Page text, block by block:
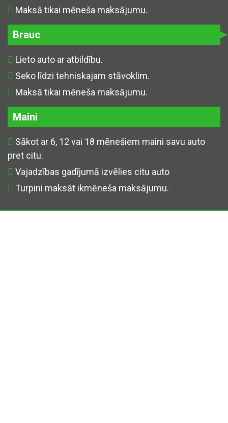
Maksā tikai mēneša maksājumu.
Brauc
Lieto auto ar atbildību.
Seko līdzi tehniskajam stāvoklim.
Maksā tikai mēneša maksājumu.
Maini
Sākot ar 6, 12 vai 18 mēnešiem maini savu auto
pret citu.
Vajadzības gadījumā izvēlies citu auto
Turpini maksāt ikmēneša maksājumu.